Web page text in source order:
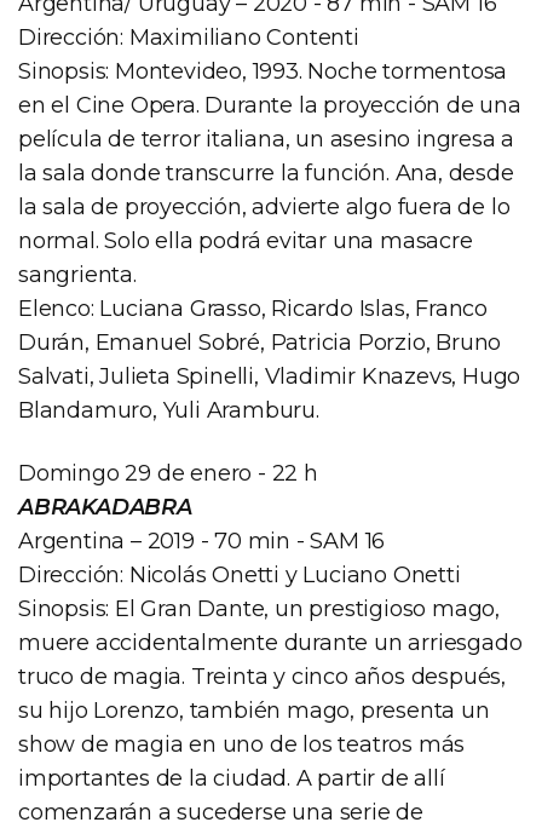
Dirección: Maximiliano Contenti
Sinopsis: Montevideo, 1993. Noche tormentosa
en el Cine Opera. Durante la proyección de una
película de terror italiana, un asesino ingresa a
la sala donde transcurre la función. Ana, desde
la sala de proyección, advierte algo fuera de lo
normal. Solo ella podrá evitar una masacre
sangrienta.
Elenco: Luciana Grasso, Ricardo Islas, Franco
Durán, Emanuel Sobré, Patricia Porzio, Bruno
Salvati, Julieta Spinelli, Vladimir Knazevs, Hugo
Blandamuro, Yuli Aramburu.
Domingo 29 de enero - 22 h
ABRAKADABRA
Argentina – 2019 - 70 min - SAM 16
Dirección: Nicolás Onetti y Luciano Onetti
Sinopsis: El Gran Dante, un prestigioso mago,
muere accidentalmente durante un arriesgado
truco de magia. Treinta y cinco años después,
su hijo Lorenzo, también mago, presenta un
show de magia en uno de los teatros más
importantes de la ciudad. A partir de allí
comenzarán a sucederse una serie de